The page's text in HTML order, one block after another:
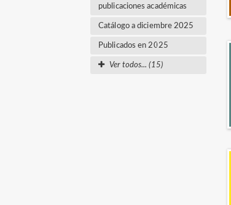
publicaciones académicas
Catálogo a diciembre 2025
Publicados en 2025
Ver todos... (15)